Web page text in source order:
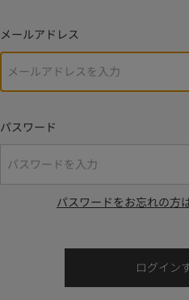
メールアドレス
パスワード
パスワードをお忘れの方